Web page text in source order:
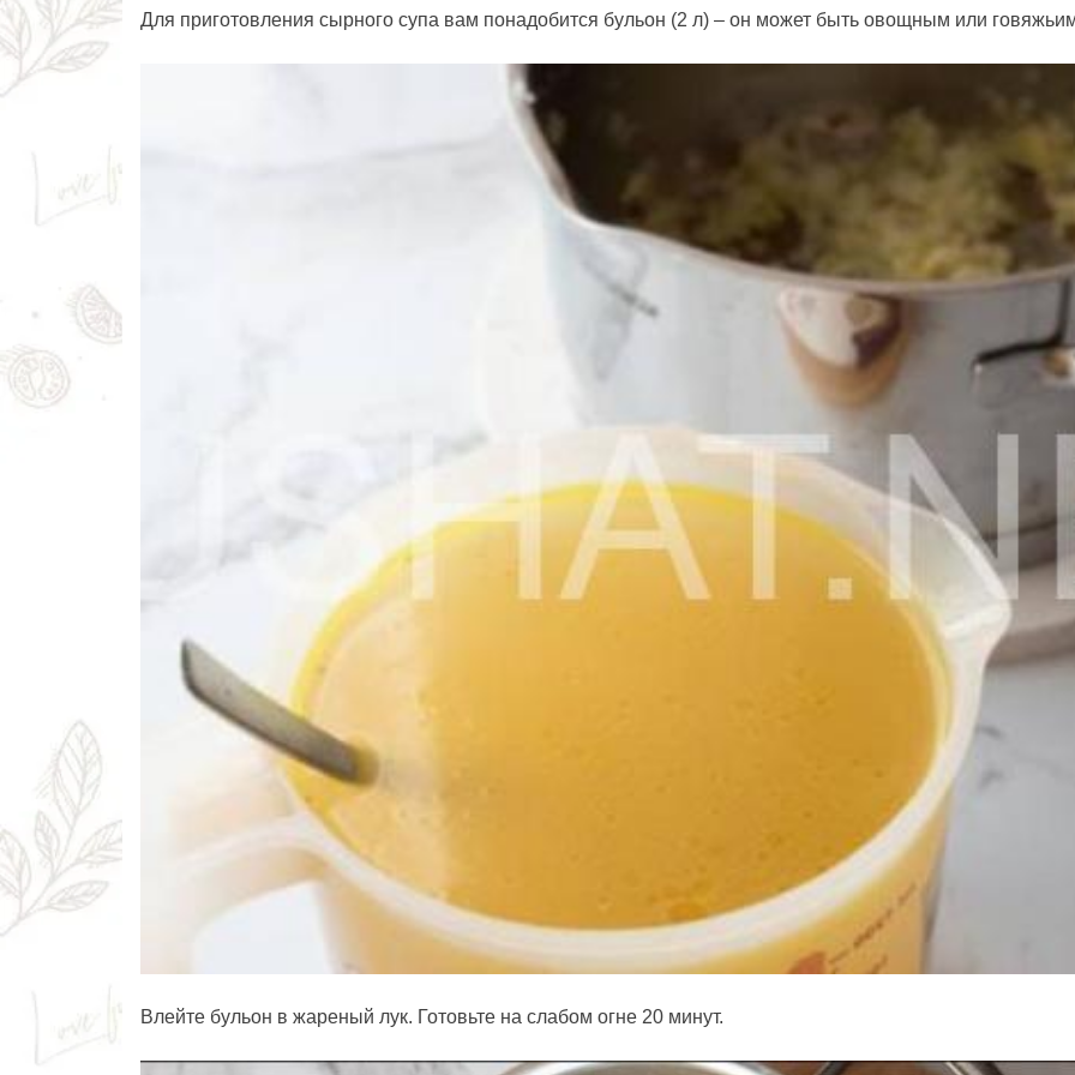
Для приготовления сырного супа вам понадобится бульон (2 л) – он может быть овощным или
Влейте бульон в жареный лук. Готовьте на слабом огне 20 минут.